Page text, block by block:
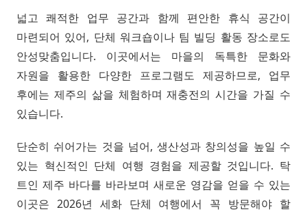
넓고 쾌적한 업무 공간과 함께 편안한 휴식 공간이
마련되어 있어, 단체 워크숍이나 팀 빌딩 활동 장소로도
안성맞춤입니다. 이곳에서는 마을의 독특한 문화와
자원을 활용한 다양한 프로그램도 제공하므로, 업무
후에는 제주의 삶을 체험하며 재충전의 시간을 가질 수
있습니다.
단순히 쉬어가는 것을 넘어, 생산성과 창의성을 높일 수
있는 혁신적인 단체 여행 경험을 제공할 것입니다. 탁
트인 제주 바다를 바라보며 새로운 영감을 얻을 수 있는
이곳은 2026년 세화 단체 여행에서 꼭 방문해야 할